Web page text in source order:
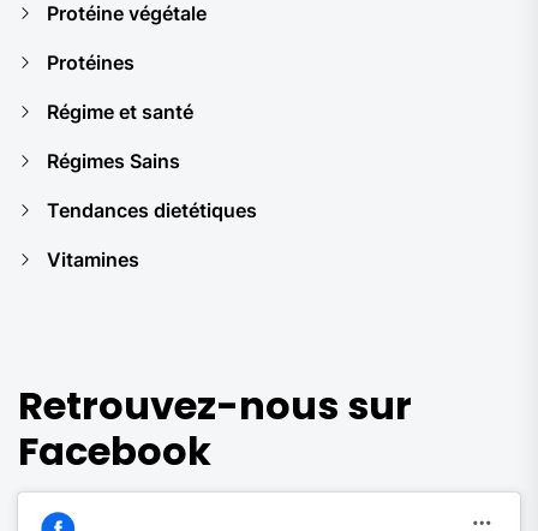
Protéine végétale
Protéines
Régime et santé
Régimes Sains
Tendances dietétiques
Vitamines
Retrouvez-nous sur
Facebook